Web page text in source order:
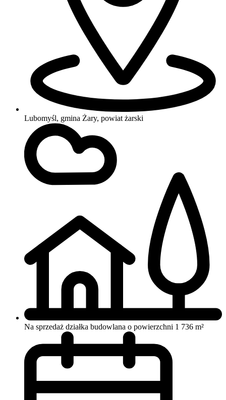
Lubomyśl, gmina Żary, powiat żarski
Na sprzedaż działka budowlana o powierzchni 1 736 m²